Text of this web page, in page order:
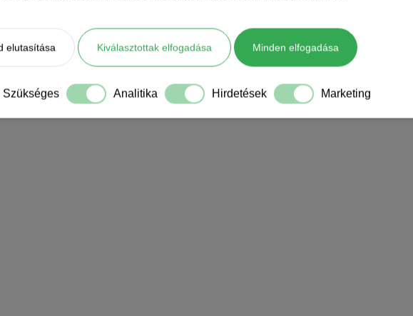
elutasítása Kiválasztottak elfogadása Minden elfogadása
Szükséges Analitika Hirdetések Marketing